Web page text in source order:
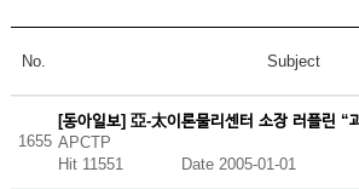
No. Subject
1655
[동아일보] 亞-太이론물리센터 소장 러플린 “
APCTP
Hit 11551
Date 2005-01-01